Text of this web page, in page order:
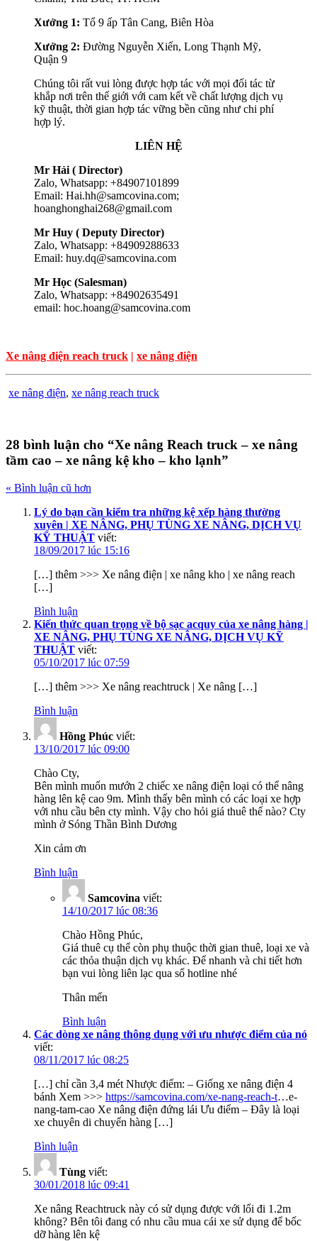
Xưởng 1: Tổ 9 ấp Tân Cang, Biên Hòa
Xưởng 2: Đường Nguyễn Xiển, Long Thạnh Mỹ,
Quận 9
Chúng tôi rất vui lòng được hợp tác với mọi đối tác từ
khắp nơi trên thế giới với cam kết về chất lượng dịch vụ
kỹ thuật, thời gian hợp tác vững bền cũng như chi phí
hợp lý.
LIÊN HỆ
Mr Hải ( Director)
Zalo, Whatsapp: +84907101899
Email: Hai.hh@samcovina.com;
hoanghonghai268@gmail.com
Mr Huy ( Deputy Director)
Zalo, Whatsapp: +84909288633
Email: huy.dq@samcovina.com
Mr Học (Salesman)
Zalo, Whatsapp: +84902635491
email: hoc.hoang@samcovina.com
Xe nâng điện reach truck | xe nâng điện
xe nâng điện, xe nâng reach truck
28 bình luận cho “Xe nâng Reach truck – xe nâng
tầm cao – xe nâng kệ kho – kho lạnh”
« Bình luận cũ hơn
Lý do bạn cần kiểm tra những kệ xếp hàng thường
xuyên | XE NÂNG, PHỤ TÙNG XE NÂNG, DỊCH VỤ
KỸ THUẬT viết:
18/09/2017 lúc 15:16
[…] thêm >>> Xe nâng điện | xe nâng kho | xe nâng reach
[…]
Bình luận
Kiến thức quan trọng về bộ sạc acquy của xe nâng hàng |
XE NÂNG, PHỤ TÙNG XE NÂNG, DỊCH VỤ KỸ
THUẬT viết:
05/10/2017 lúc 07:59
[…] thêm >>> Xe nâng reachtruck | Xe nâng […]
Bình luận
Hồng Phúc viết:
13/10/2017 lúc 09:00
Chào Cty,
Bên mình muốn mướn 2 chiếc xe nâng điện loại có thể nâng
hàng lên kệ cao 9m. Mình thấy bên mình có các loại xe hợp
với nhu cầu bên cty mình. Vậy cho hỏi giá thuê thế nào? Cty
mình ở Sóng Thần Bình Dương
Xin cảm ơn
Bình luận
Samcovina viết:
14/10/2017 lúc 08:36
Chào Hồng Phúc,
Giá thuê cụ thể còn phụ thuộc thời gian thuê, loại xe và
các thỏa thuận dịch vụ khác. Để nhanh và chi tiết hơn
bạn vui lòng liên lạc qua số hotline nhé
Thân mến
Bình luận
Các dòng xe nâng thông dụng với ưu nhược điểm của nó
viết:
08/11/2017 lúc 08:25
[…] chỉ cần 3,4 mét Nhược điểm: – Giống xe nâng điện 4
bánh Xem >>> https://samcovina.com/xe-nang-reach-t…e-
nang-tam-cao Xe nâng điện đứng lái Ưu điểm – Đây là loại
xe chuyên di chuyển hàng […]
Bình luận
Tùng viết:
30/01/2018 lúc 09:41
Xe nâng Reachtruck này có sử dụng được với lối đi 1.2m
không? Bên tôi đang có nhu cầu mua cái xe sử dụng để bốc
dỡ hàng lên kệ